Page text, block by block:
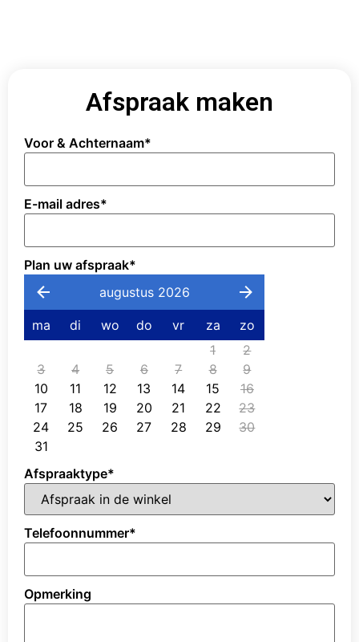
Afspraak maken
Voor & Achternaam*
E-mail adres*
Plan uw afspraak*
augustus 2026
ma di wo do vr za
zo
1
2
3
4 5 6 7 8
9
10
11 12 13 14 15
16
17
18 19 20 21 22
23
24
25 26 27 28 29
30
31
Afspraaktype*
Telefoonnummer*
Opmerking